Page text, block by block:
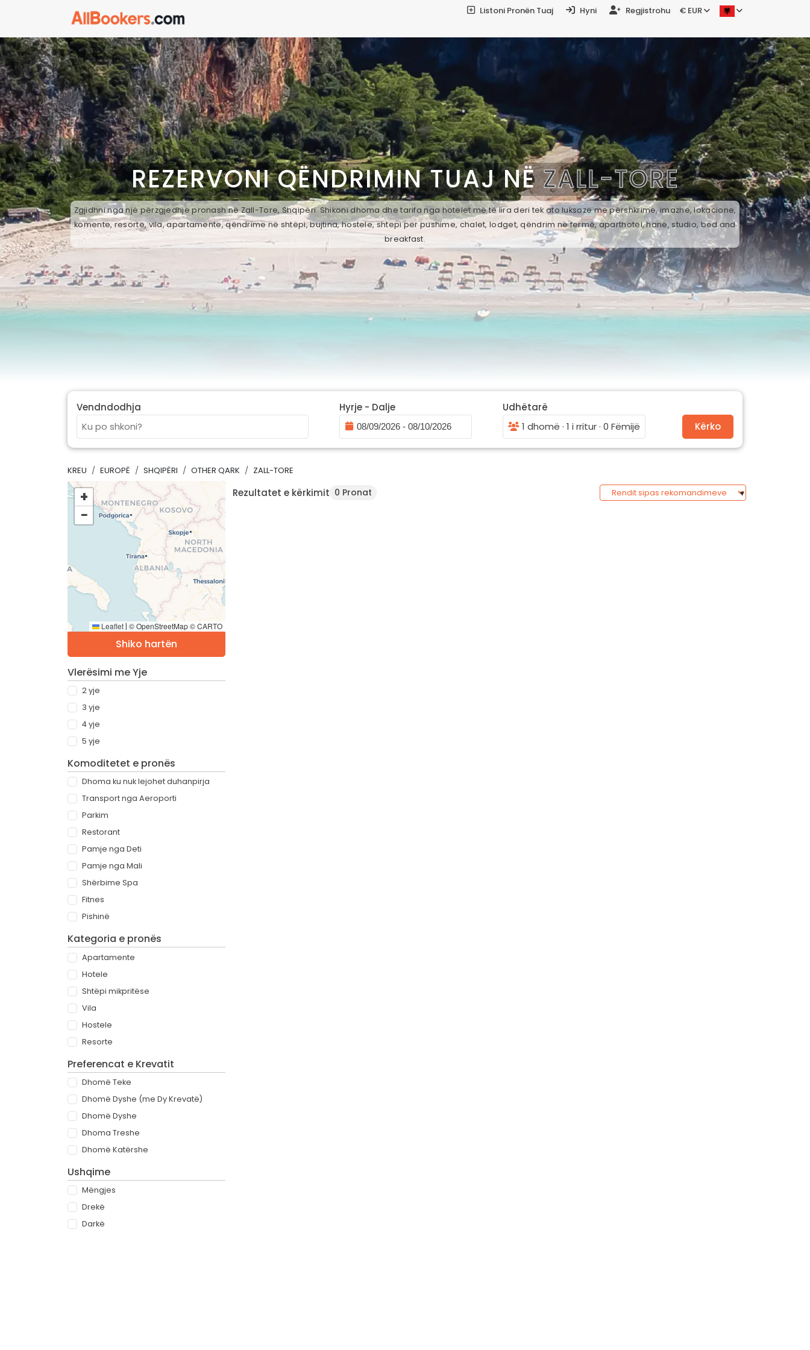
Listoni Pronën Tuaj Hyni Regjistrohu € EUR
REZERVONI QËNDRIMIN TUAJ NËZALL-TORE
Zgjidhni nga një përzgjedhje pronash në Zall-Tore, Shqipëri. Shikoni dhoma dhe tarifa nga hotelet më të lira deri tek ato luksoze me përshkrime, imazhe, lokacione,
komente, resorte, vila, apartamente, qëndrime në shtëpi, bujtina, hostele, shtepi per pushime, chalet, lodget, qëndrim në fermë, aparthotel, hanë, studio, bed and
breakfast.
Vendndodhja Hyrje - Dalje
Udhëtarë
1 dhomë · 1 i rritur · 0 Fëmijë
Kërko
KREU EUROPË SHQIPËRI OTHER QARK ZALL-TORE
+
−
Leaflet | © OpenStreetMap © CARTO
Shiko hartën
Vlerësimi me Yje
2 yje
3 yje
4 yje
5 yje
Komoditetet e pronës
Dhoma ku nuk lejohet duhanpirja
Transport nga Aeroporti
Parkim
Restorant
Pamje nga Deti
Pamje nga Mali
Shërbime Spa
Fitnes
Pishinë
Kategoria e pronës
Apartamente
Hotele
Shtëpi mikpritëse
Vila
Hostele
Resorte
Preferencat e Krevatit
Dhomë Teke
Dhomë Dyshe (me Dy Krevatë)
Dhomë Dyshe
Dhoma Treshe
Dhomë Katërshe
Ushqime
Mëngjes
Drekë
Darkë
Rezultatet e kërkimit 0 Pronat